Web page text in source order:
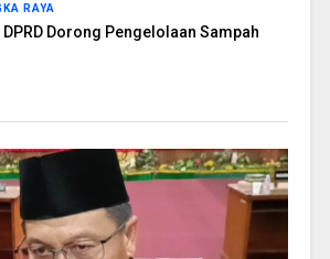
RAYA
Dorong Pengelolaan Sampah